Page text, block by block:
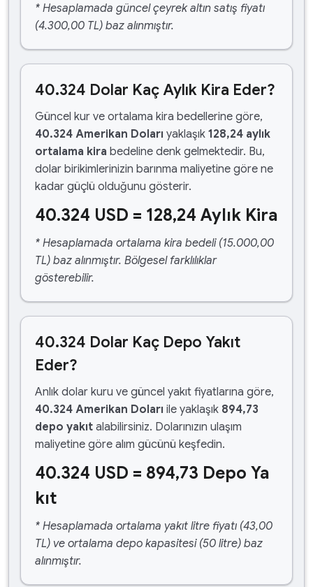
* Hesaplamada güncel çeyrek altın satış fiyatı
(4.300,00 TL) baz alınmıştır.
40.324 Dolar Kaç Aylık Kira Eder?
Güncel kur ve ortalama kira bedellerine göre,
40.324 Amerikan Doları yaklaşık 128,24 aylık
ortalama kira bedeline denk gelmektedir. Bu,
dolar birikimlerinizin barınma maliyetine göre ne
kadar güçlü olduğunu gösterir.
40.324 USD = 128,24 Aylık Kira
* Hesaplamada ortalama kira bedeli (15.000,00
TL) baz alınmıştır. Bölgesel farklılıklar
gösterebilir.
40.324 Dolar Kaç Depo Yakıt
Eder?
Anlık dolar kuru ve güncel yakıt fiyatlarına göre,
40.324 Amerikan Doları ile yaklaşık 894,73
depo yakıt alabilirsiniz. Dolarınızın ulaşım
maliyetine göre alım gücünü keşfedin.
40.324 USD = 894,73 Depo Ya
kıt
* Hesaplamada ortalama yakıt litre fiyatı (43,00
TL) ve ortalama depo kapasitesi (50 litre) baz
alınmıştır.